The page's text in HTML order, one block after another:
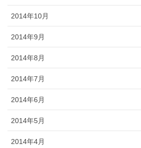
2014年10月
2014年9月
2014年8月
2014年7月
2014年6月
2014年5月
2014年4月